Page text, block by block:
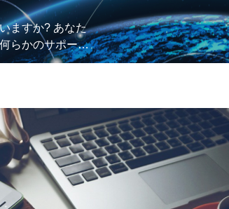
ますか? あなた
らかのサポート
Van
ソフトウェア統合
ソフトウェアテスト
ソフトウェアのメンテナンス
エンジニア採用支援
ジ
DX
セ